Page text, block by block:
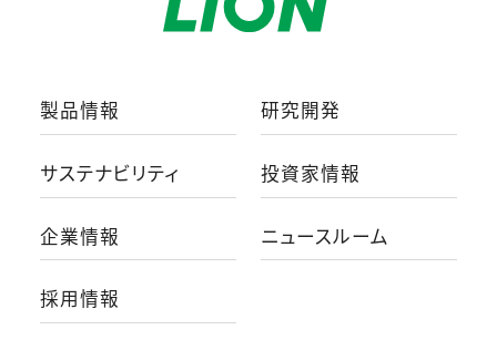
製品情報 研究開発
サステナビリティ 投資家情報
企業情報 ニュースルーム
採用情報